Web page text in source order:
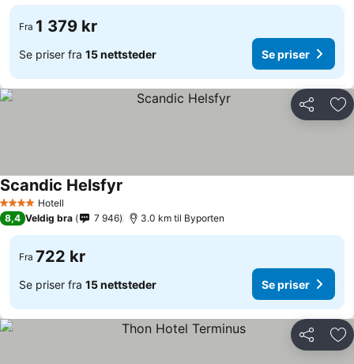
Fra 1 379 kr
Se priser fra 15 nettsteder Se priser
Del
4 StjernerHotell
Scandic Helsfyr
8,4 Veldig bra 7 946 3.0 km til Byporten
Fra 722 kr
Se priser fra 15 nettsteder Se priser
Del